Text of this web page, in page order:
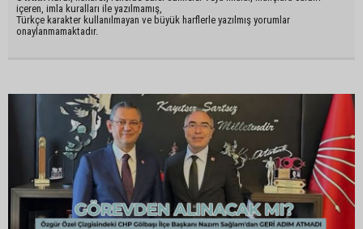
içeren, imla kuralları ile yazılmamış,
Türkçe karakter kullanılmayan ve büyük harflerle yazılmış yorumlar
onaylanmamaktadır.